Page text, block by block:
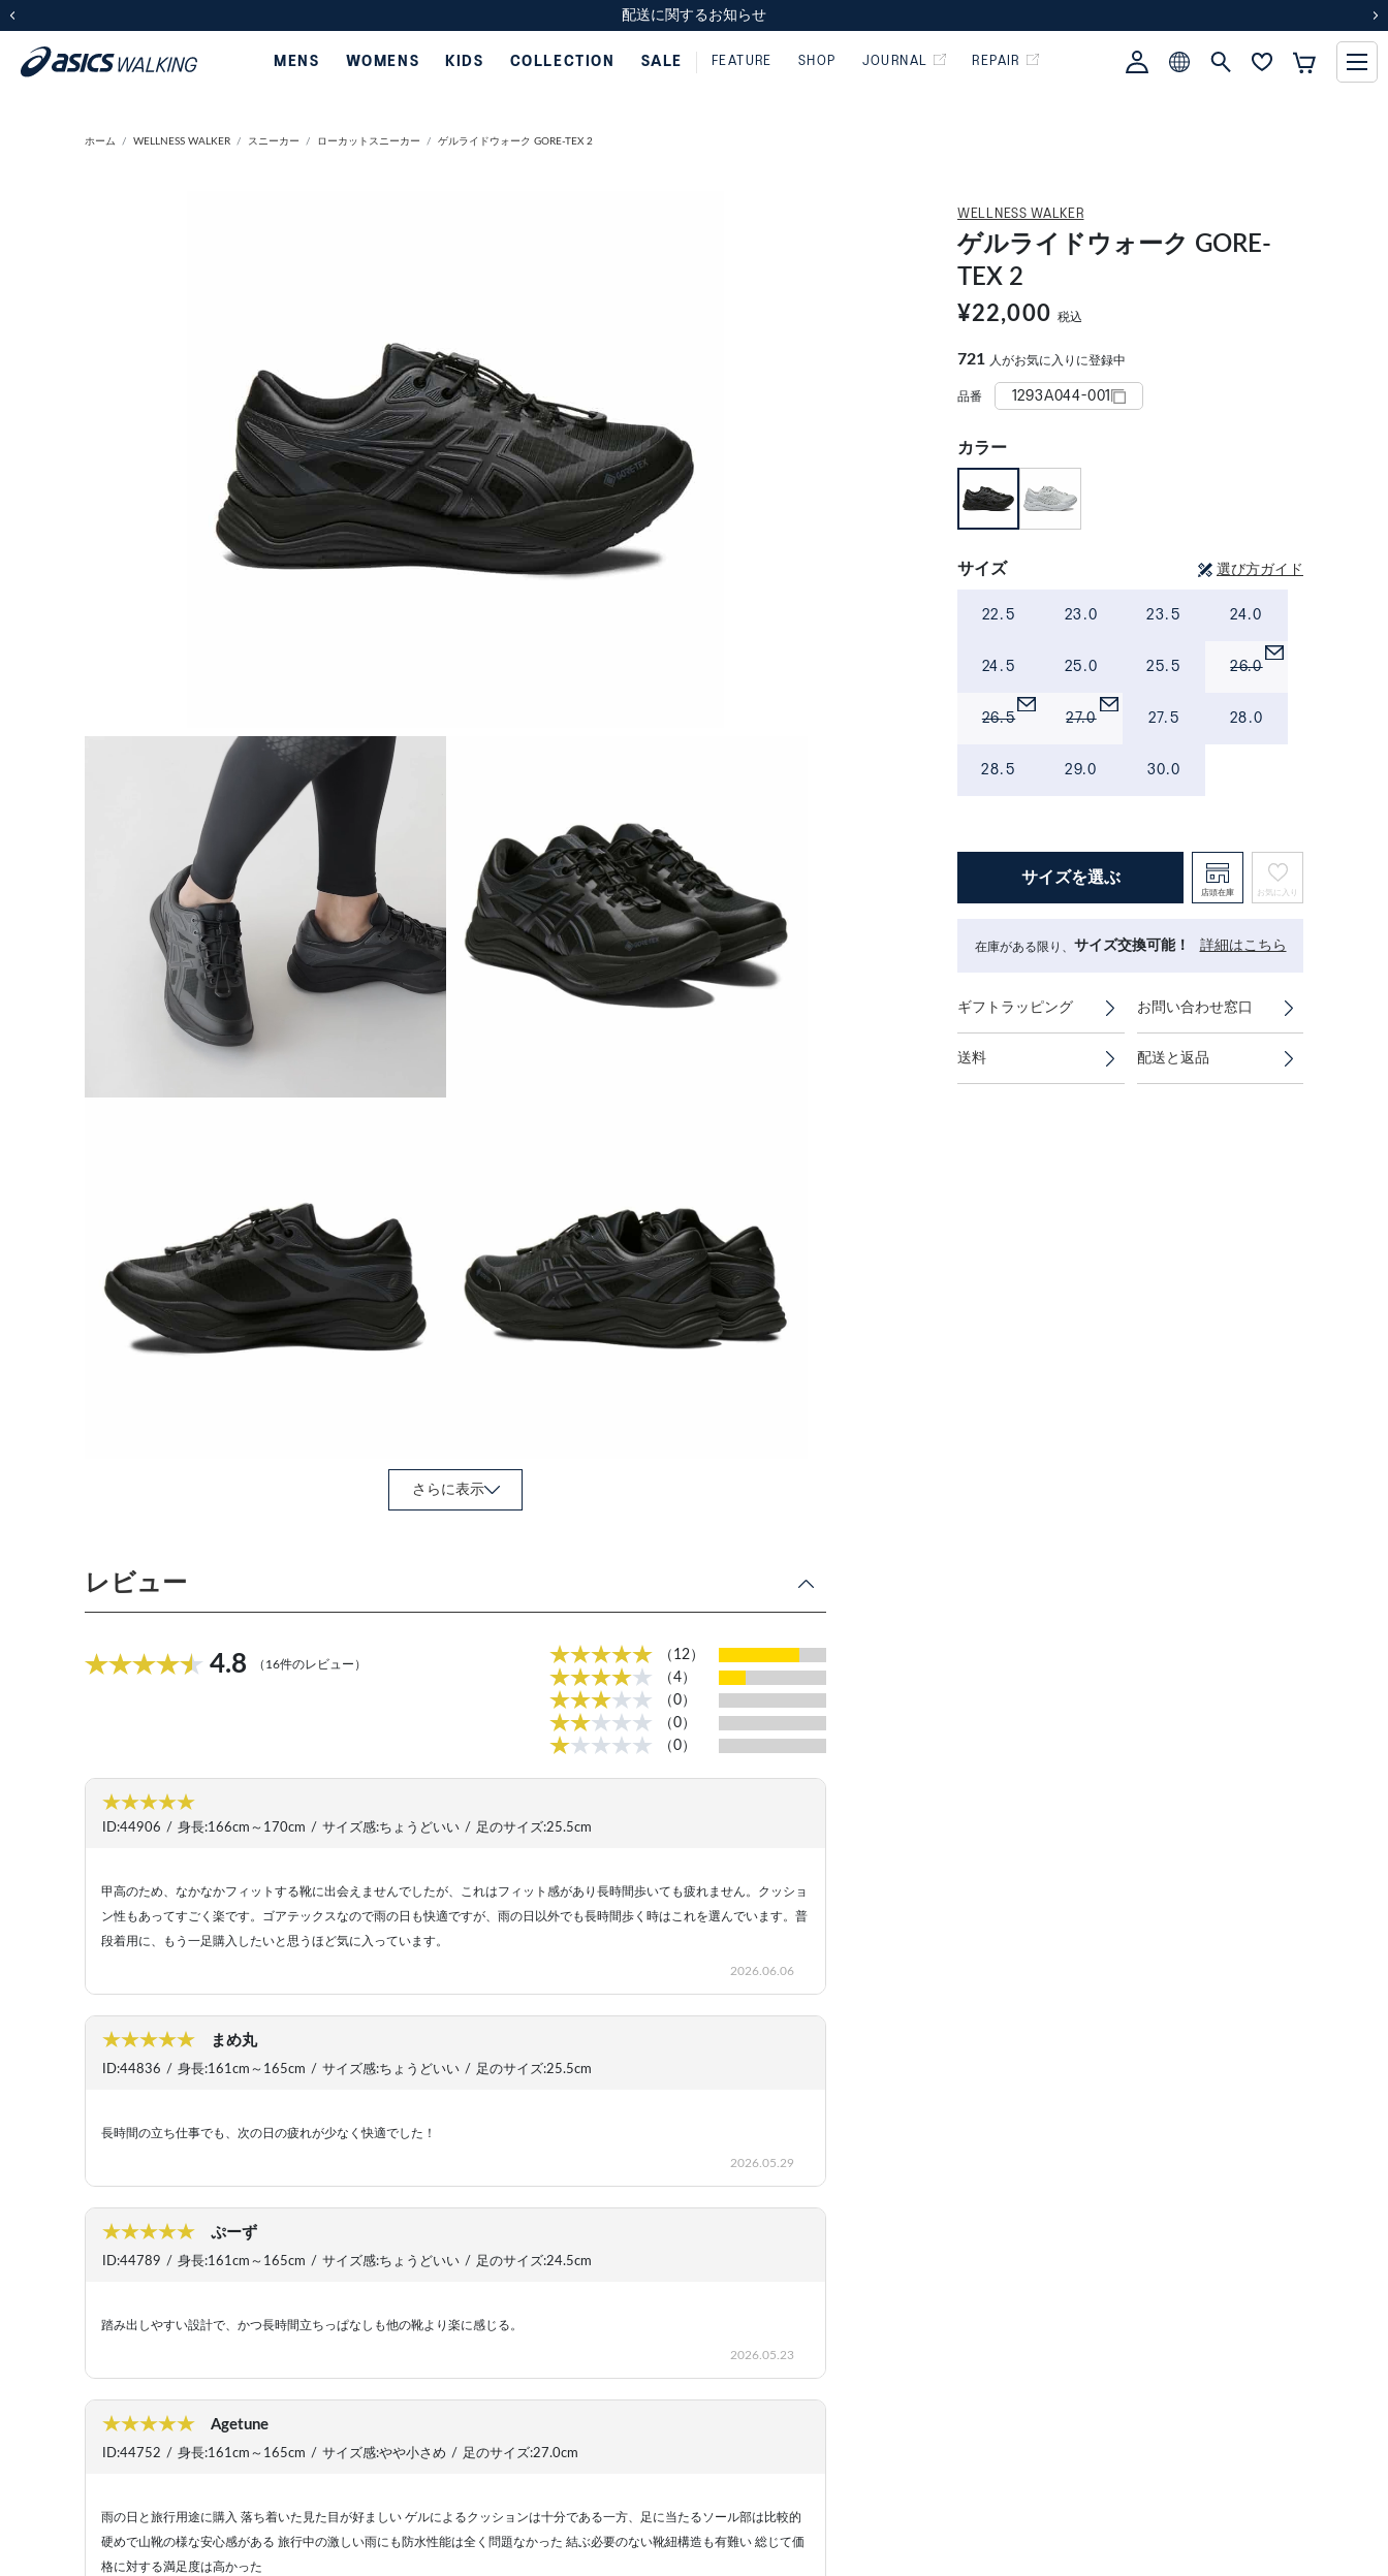
スクスク（SUKU2）価格改定のお知らせ
配送に関するお知らせ
スクスク（SUKU2）価格改定のお知らせ
配送に関するお知らせ
MENS WOMENS KIDS COLLECTION SALE FEATURE SHOP JOURNAL REPAIR
ホーム WELLNESS WALKER スニーカー ローカットスニーカー ゲルライドウォーク GORE-TEX 2
さらに表示
レビュー
4.8 （16件のレビュー）
（12）
（4）
（0）
（0）
（0）
ID:44906 / 身長:166cm～170cm / サイズ感:ちょうどいい / 足のサイズ:25.5cm
甲高のため、なかなかフィットする靴に出会えませんでしたが、これはフィット感があり長時間歩いても疲れません。クッショ
ン性もあってすごく楽です。ゴアテックスなので雨の日も快適ですが、雨の日以外でも長時間歩く時はこれを選んでいます。普
段着用に、もう一足購入したいと思うほど気に入っています。
2026.06.06
まめ丸
ID:44836 / 身長:161cm～165cm / サイズ感:ちょうどいい / 足のサイズ:25.5cm
長時間の立ち仕事でも、次の日の疲れが少なく快適でした！
2026.05.29
ぷーず
ID:44789 / 身長:161cm～165cm / サイズ感:ちょうどいい / 足のサイズ:24.5cm
踏み出しやすい設計で、かつ長時間立ちっぱなしも他の靴より楽に感じる。
2026.05.23
Agetune
ID:44752 / 身長:161cm～165cm / サイズ感:やや小さめ / 足のサイズ:27.0cm
雨の日と旅行用途に購入 落ち着いた見た目が好ましい ゲルによるクッションは十分である一方、足に当たるソール部は比較的
硬めで山靴の様な安心感がある 旅行中の激しい雨にも防水性能は全く問題なかった 結ぶ必要のない靴紐構造も有難い 総じて価
格に対する満足度は高かった
WELLNESS WALKER
ゲルライドウォーク GORE-
TEX 2
¥22,000 税込
721 人がお気に入りに登録中
品番 1293A044-001
カラー
サイズ 選び方ガイド
22.5 23.0 23.5 24.0
24.5 25.0 25.5 26.0
26.5 27.0 27.5 28.0
28.5 29.0 30.0
サイズを選ぶ
店頭在庫 お気に入り
在庫がある限り、 サイズ交換可能！ 詳細はこちら
ギフトラッピング お問い合わせ窓口
送料 配送と返品